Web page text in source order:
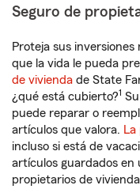
Seguro de
Proteja sus
que la vida le pueda
de vivienda de State
¿qué está cubierto?1
puede reparar o
artículos que valora. La
incluso si está de
artículos guardados en
propietarios de